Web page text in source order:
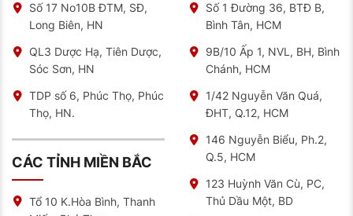
Số 17 No10B ĐTM, SĐ,
Long Biên, HN
QL3 Dược Hạ, Tiên Dược,
Sóc Sơn, HN
TDP số 6, Phúc Thọ, Phúc
Thọ, HN.
CÁC TỈNH MIỀN BẮC
Tổ 10 K.Hòa Bình, Thanh
Số 1 Đường 36, BTĐ B,
Bình Tân, HCM
9B/10 Ấp 1, NVL, BH, Bình
Chánh, HCM
1/42 Nguyễn Văn Quá,
ĐHT, Q.12, HCM
146 Nguyễn Biểu, Ph.2,
Q.5, HCM
123 Huỳnh Văn Cù, PC,
Thủ Dầu Một, BD